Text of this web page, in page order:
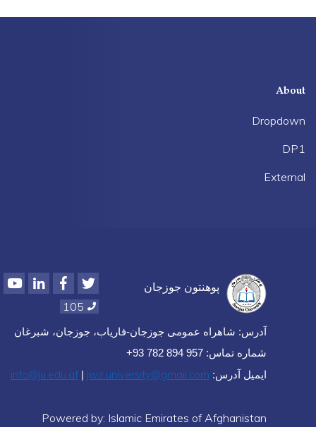
About
Dropdown
DP1
External
پوهنتون جوزجان YoutubeLinkedInFacebook
105
آدرس: شاهراه عمومی جوزجان-فاریاب، جوزجان، شبرغان
شماره تماس: 957 894 782 93+
ایمیل آدرس:
info@ju.edu.af jwz.university@gmail.com
Powered by: Islamic Emirates of Afghanistan